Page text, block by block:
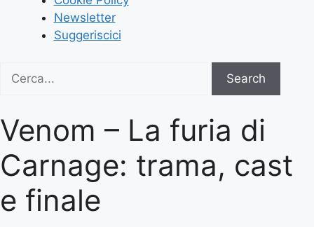
Newsletter
Suggeriscici
for:
Search
Venom – La furia di
Carnage: trama, cast
e finale